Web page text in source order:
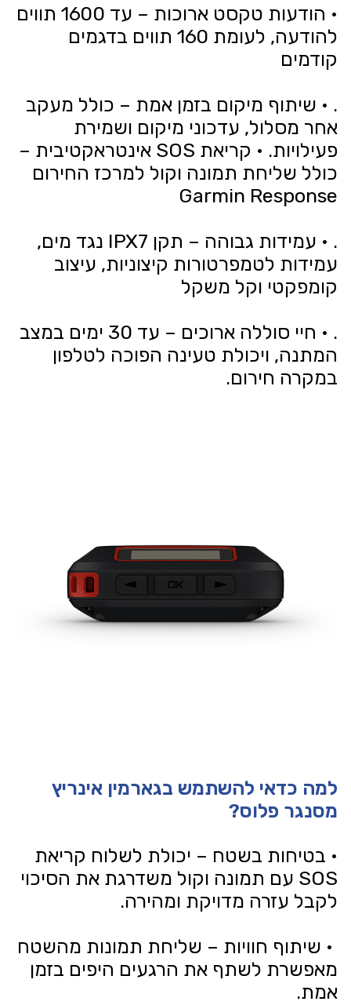
• הודעות טקסט ארוכות – עד 1600 תווים
להודעה, לעומת 160 תווים בדגמים
קודמים
. • שיתוף מיקום בזמן אמת – כולל מעקב
אחר מסלול, עדכוני מיקום ושמירת
פעילויות. • קריאת SOS אינטראקטיבית –
כולל שליחת תמונה וקול למרכז החירום
Garmin Response
. • עמידות גבוהה – תקן IPX7 נגד מים,
עמידות לטמפרטורות קיצוניות, עיצוב
קומפקטי וקל משקל
. • חיי סוללה ארוכים – עד 30 ימים במצב
המתנה, ויכולת טעינה הפוכה לטלפון
במקרה חירום.
למה כדאי להשתמש בגארמין אינריץ
מסנגר פלוס?
• בטיחות בשטח – יכולת לשלוח קריאת
SOS עם תמונה וקול משדרגת את הסיכוי
לקבל עזרה מדויקת ומהירה.
• שיתוף חוויות – שליחת תמונות מהשטח
מאפשרת לשתף את הרגעים היפים בזמן
אמת.